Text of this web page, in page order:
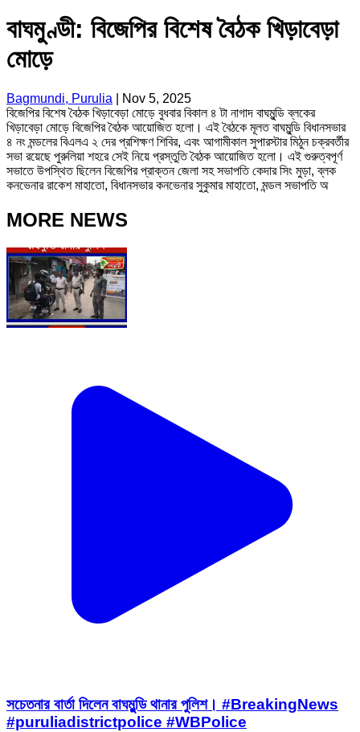
বাঘমুণ্ডী: বিজেপির বিশেষ বৈঠক খিড়াবেড়া
মোড়ে
Bagmundi, Purulia
Nov 5, 2025
বিজেপির বিশেষ বৈঠক খিড়াবেড়া মোড়ে বুধবার বিকাল ৪ টা নাগাদ বাঘমুন্ডি ব্লকের
খিড়াবেড়া মোড়ে বিজেপির বৈঠক আয়োজিত হলো। এই বৈঠকে মূলত বাঘমুন্ডি বিধানসভার
৪ নং মন্ডলের বিএলএ ২ দের প্রশিক্ষণ শিবির, এবং আগামীকাল সুপারস্টার মিঠুন চক্রবর্তীর
সভা রয়েছে পুরুলিয়া শহরে সেই নিয়ে প্রস্তুতি বৈঠক আয়োজিত হলো। এই গুরুত্বপূর্ণ
সভাতে উপস্থিত ছিলেন বিজেপির প্রাক্তন জেলা সহ সভাপতি কেদার সিং মুড়া, ব্লক
কনভেনার রাকেশ মাহাতো, বিধানসভার কনভেনার সুকুমার মাহাতো, মন্ডল সভাপতি অ
MORE NEWS
সচেতনার বার্তা দিলেন বাঘমুন্ডি থানার পুলিশ। #BreakingNews
#puruliadistrictpolice #WBPolice